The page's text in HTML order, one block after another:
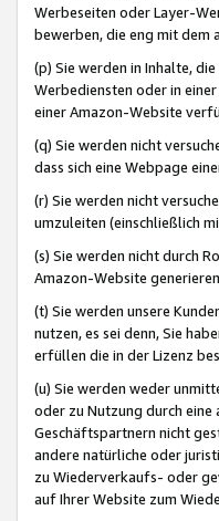
Werbeseiten oder Layer-
bewerben, die eng mit dem
(p) Sie werden in Inhalte,
Werbediensten oder in
einer Amazon-Website
(q) Sie werden nicht
dass sich eine Webpage
(r) Sie werden nicht
umzuleiten (einschließlich
(s) Sie werden nicht durch
Amazon-Website
(t) Sie werden unsere
nutzen, es sei denn, Sie
erfüllen die in der Lizenz
(u) Sie werden weder
oder zu Nutzung durch eine
Geschäftspartnern nicht
andere natürliche oder
zu Wiederverkaufs- oder
auf Ihrer Website zum